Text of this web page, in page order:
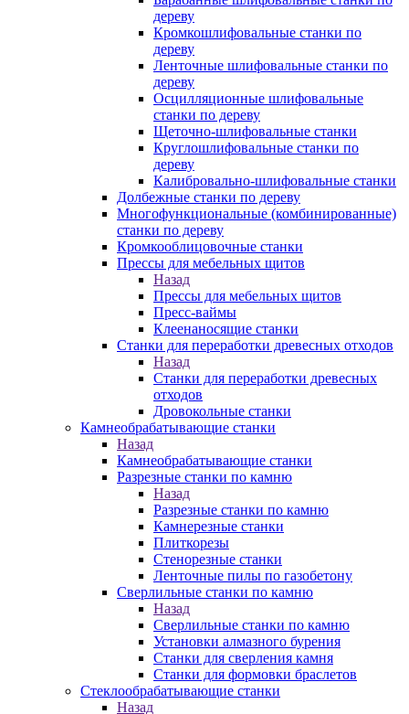
дереву
Кромкошлифовальные станки по
дереву
Ленточные шлифовальные станки по
дереву
Осцилляционные шлифовальные
станки по дереву
Щеточно-шлифовальные станки
Круглошлифовальные станки по
дереву
Калибровально-шлифовальные станки
Долбежные станки по дереву
Многофункциональные (комбинированные)
станки по дереву
Кромкооблицовочные станки
Прессы для мебельных щитов
Назад
Прессы для мебельных щитов
Пресс-ваймы
Клеенаносящие станки
Станки для переработки древесных отходов
Назад
Станки для переработки древесных
отходов
Дровокольные станки
Камнеобрабатывающие станки
Назад
Камнеобрабатывающие станки
Разрезные станки по камню
Назад
Разрезные станки по камню
Камнерезные станки
Плиткорезы
Стенорезные станки
Ленточные пилы по газобетону
Сверлильные станки по камню
Назад
Сверлильные станки по камню
Установки алмазного бурения
Станки для сверления камня
Станки для формовки браслетов
Стеклообрабатывающие станки
Назад